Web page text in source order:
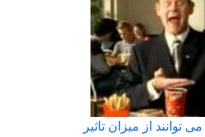
از میزان تاثیر